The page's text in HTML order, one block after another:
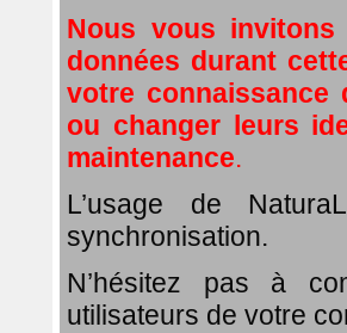
Nous vous
données durant
votre connaissance
ou changer leurs
maintenance.
L’usage de
synchronisation.
N’hésitez pas à
utilisateurs de votre